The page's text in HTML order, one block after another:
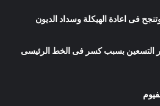
فى اعادة الهيكلة وسداد الديون
التسعين بسبب كسر فى الخط الرئيسى